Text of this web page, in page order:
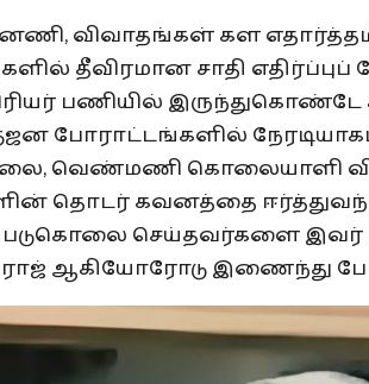
விவாதங்கள் கள எதார்த்தம்
தீவிரமான சாதி
பணியில்
போராட்டங்களில்
வெண்மணி கொலையாளி
தொடர் கவனத்தை
செய்தவர்களை இவர்
ஆகியோரோடு இணைந்து